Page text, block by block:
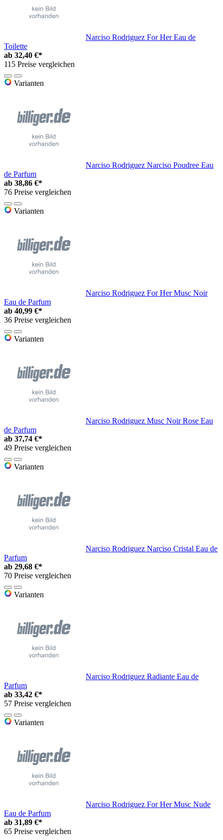
Narciso Rodriguez For Her Eau de
Toilette
ab 32,40 €*
115 Preise vergleichen
Varianten
Narciso Rodriguez Narciso Poudree Eau
de Parfum
ab 38,86 €*
76 Preise vergleichen
Varianten
Narciso Rodriguez For Her Musc Noir
Eau de Parfum
ab 40,99 €*
36 Preise vergleichen
Varianten
Narciso Rodriguez Musc Noir Rose Eau
de Parfum
ab 37,74 €*
49 Preise vergleichen
Varianten
Narciso Rodriguez Narciso Cristal Eau de
Parfum
ab 29,68 €*
70 Preise vergleichen
Varianten
Narciso Rodriguez Radiante Eau de
Parfum
ab 33,42 €*
57 Preise vergleichen
Varianten
Narciso Rodriguez For Her Musc Nude
Eau de Parfum
ab 31,89 €*
65 Preise vergleichen